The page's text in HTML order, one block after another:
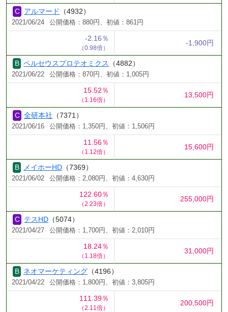
アルマード （4932）
2021/06/24 公開価格：880円、初値：861円
-2.16％
（0.98倍）
-1,900円
ペルセウスプロテオミクス （4882）
2021/06/22 公開価格：870円、初値：1,005円
15.52％
（1.16倍）
13,500円
全研本社 （7371）
2021/06/16 公開価格：1,350円、初値：1,506円
11.56％
（1.12倍）
15,600円
メイホーHD （7369）
2021/06/02 公開価格：2,080円、初値：4,630円
122.60％
（2.23倍）
255,000円
テスHD （5074）
2021/04/27 公開価格：1,700円、初値：2,010円
18.24％
（1.18倍）
31,000円
ネオマーケティング （4196）
2021/04/22 公開価格：1,800円、初値：3,805円
111.39％
（2.11倍）
200,500円